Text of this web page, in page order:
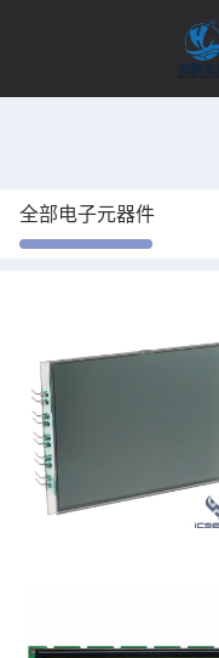
全部电子元器件